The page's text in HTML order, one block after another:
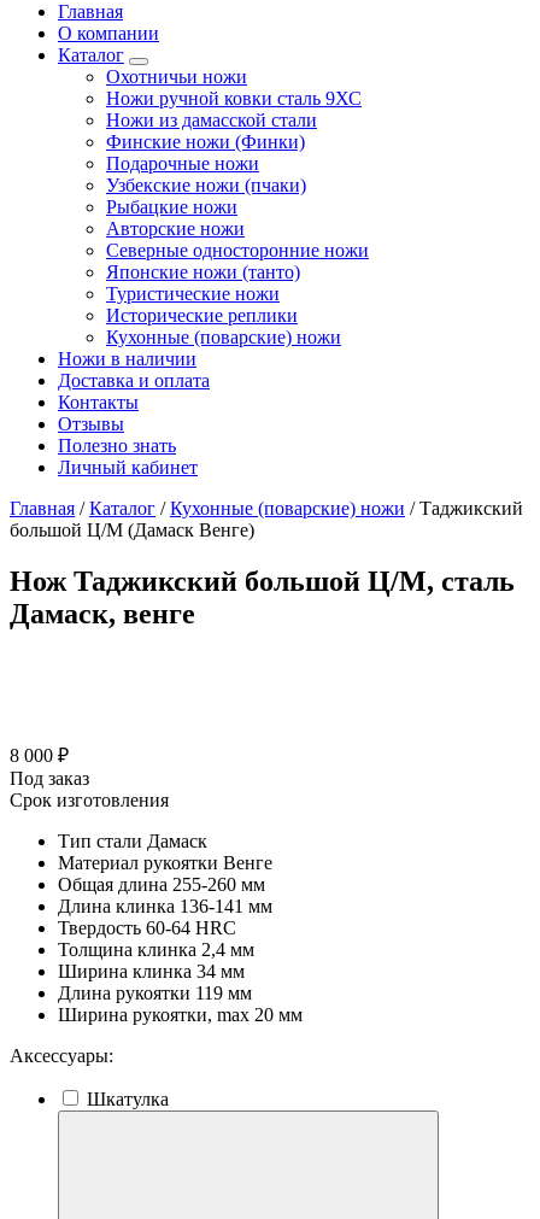
Главная
О компании
Каталог
Охотничьи ножи
Ножи ручной ковки сталь 9ХС
Ножи из дамасской стали
Финские ножи (Финки)
Подарочные ножи
Узбекские ножи (пчаки)
Рыбацкие ножи
Авторские ножи
Северные односторонние ножи
Японские ножи (танто)
Туристические ножи
Исторические реплики
Кухонные (поварские) ножи
Ножи в наличии
Доставка и оплата
Контакты
Отзывы
Полезно знать
Личный кабинет
Главная /Каталог /Кухонные (поварские) ножи /Таджикский
большой Ц/М (Дамаск Венге)
Нож Таджикский большой Ц/М, сталь
Дамаск, венге
8 000 ₽
Под заказ
Срок изготовления
Тип стали Дамаск
Материал рукоятки Венге
Общая длина 255-260 мм
Длина клинка 136-141 мм
Твердость 60-64 HRC
Толщина клинка 2,4 мм
Ширина клинка 34 мм
Длина рукоятки 119 мм
Ширина рукоятки, max 20 мм
Аксессуары:
Шкатулка